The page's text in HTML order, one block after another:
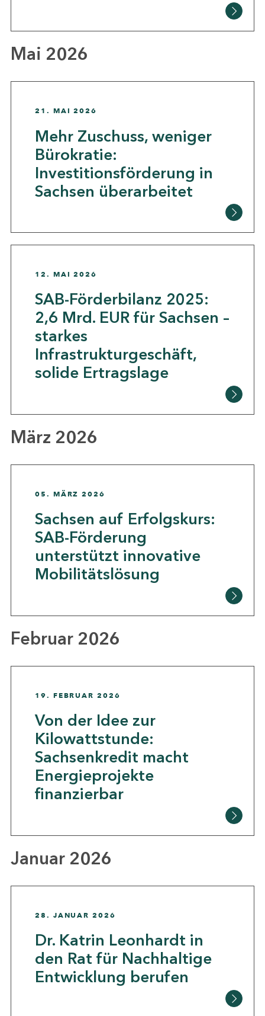
Mai 2026
21. MAI 2026
Mehr Zuschuss, weniger
Bürokratie:
Investitionsförderung in
Sachsen überarbeitet
12. MAI 2026
SAB-Förderbilanz 2025:
2,6 Mrd. EUR für Sachsen –
starkes
Infrastrukturgeschäft,
solide Ertragslage
März 2026
05. MÄRZ 2026
Sachsen auf Erfolgskurs:
SAB-Förderung
unterstützt innovative
Mobilitätslösung
Februar 2026
19. FEBRUAR 2026
Von der Idee zur
Kilowattstunde:
Sachsenkredit macht
Energieprojekte
finanzierbar
Januar 2026
28. JANUAR 2026
Dr. Katrin Leonhardt in
den Rat für Nachhaltige
Entwicklung berufen